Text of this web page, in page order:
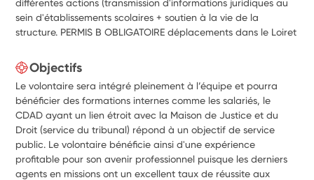
différentes actions (transmission d'informations juridiques au
sein d'établissements scolaires + soutien à la vie de la
structure. PERMIS B OBLIGATOIRE déplacements dans le Loiret
Objectifs
Le volontaire sera intégré pleinement à l’équipe et pourra
bénéficier des formations internes comme les salariés, le
CDAD ayant un lien étroit avec la Maison de Justice et du
Droit (service du tribunal) répond à un objectif de service
public. Le volontaire bénéficie ainsi d'une expérience
profitable pour son avenir professionnel puisque les derniers
agents en missions ont un excellent taux de réussite aux